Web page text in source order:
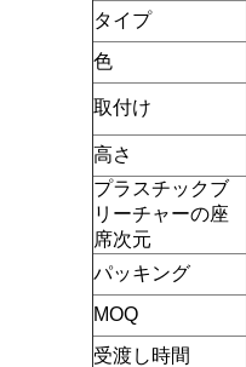
タイプ
色
取付け
高さ
プラスチックブ
リーチャーの座
席次元
パッキング
MOQ
受渡し時間